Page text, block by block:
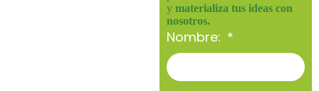
y materializa tus ideas con
nosotros.
Nombre: